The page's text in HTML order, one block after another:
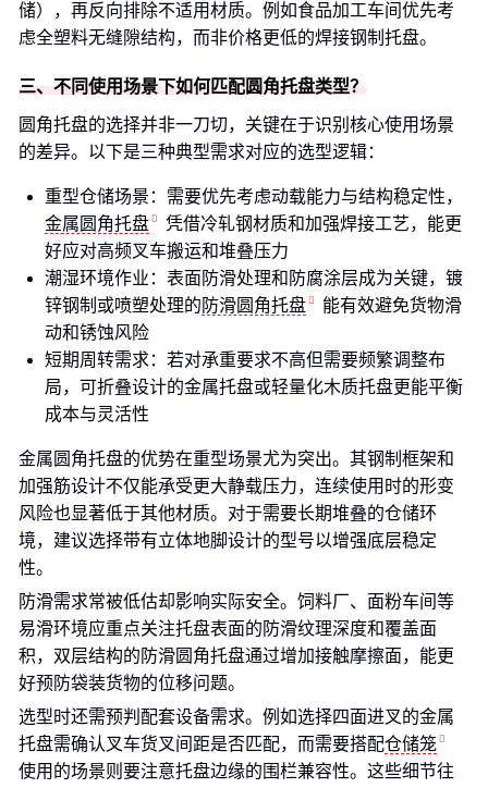
储），再反向排除不适用材质。例如食品加工车间优先考
虑全塑料无缝隙结构，而非价格更低的焊接钢制托盘。
三、不同使用场景下如何匹配圆角托盘类型？
圆角托盘的选择并非一刀切，关键在于识别核心使用场景
的差异。以下是三种典型需求对应的选型逻辑：
重型仓储场景：需要优先考虑动载能力与结构稳定性，
金属圆角托盘
凭借冷轧钢材质和加强焊接工艺，能更
好应对高频叉车搬运和堆叠压力
潮湿环境作业：表面防滑处理和防腐涂层成为关键，镀
锌钢制或喷塑处理的 防滑圆角托盘
能有效避免货物滑
动和锈蚀风险
短期周转需求：若对承重要求不高但需要频繁调整布
局，可折叠设计的金属托盘或轻量化木质托盘更能平衡
成本与灵活性
金属圆角托盘的优势在重型场景尤为突出。其钢制框架和
加强筋设计不仅能承受更大静载压力，连续使用时的形变
风险也显著低于其他材质。对于需要长期堆叠的仓储环
境，建议选择带有立体地脚设计的型号以增强底层稳定
性。
防滑需求常被低估却影响实际安全。饲料厂、面粉车间等
易滑环境应重点关注托盘表面的防滑纹理深度和覆盖面
积，双层结构的防滑圆角托盘通过增加接触摩擦面，能更
好预防袋装货物的位移问题。
选型时还需预判配套设备需求。例如选择四面进叉的金属
托盘需确认叉车货叉间距是否匹配，而需要搭配仓储笼
使用的场景则要注意托盘边缘的围栏兼容性。这些细节往